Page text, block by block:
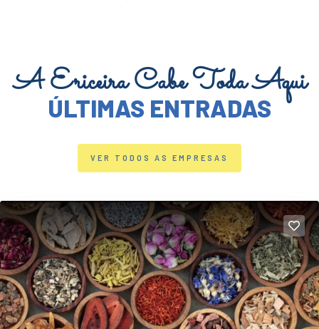
A Ericeira Cabe Toda Aqui
ÚLTIMAS ENTRADAS
VER TODOS AS EMPRESAS